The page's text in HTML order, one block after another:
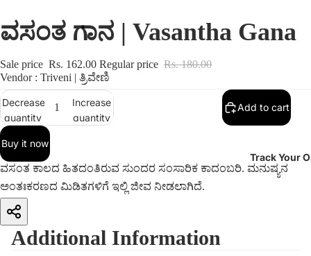
Track Your
ವಸಂತ ಗಾನ | Vasantha Gana
Sale price Rs. 162.00 Regular price Rs. 180.00
Vendor : Triveni | ತ್ರಿವೇಣಿ
Decrease
quantity
Increase
quantity
Add to cart
Buy it now
ವಸಂತ ಕಾಲದ ಹಿತದಂತಿರುವ ಸುಂದರ ಸಂಸಾರಿಕ ಕಾದಂಬರಿ. ಮನುಷ್ಯನ
ಅಂತಃಕರಣದ ಮಿಡಿತಗಳಿಗೆ ಇಲ್ಲಿ ಜೀವ ನೀಡಲಾಗಿದೆ.
Additional Information